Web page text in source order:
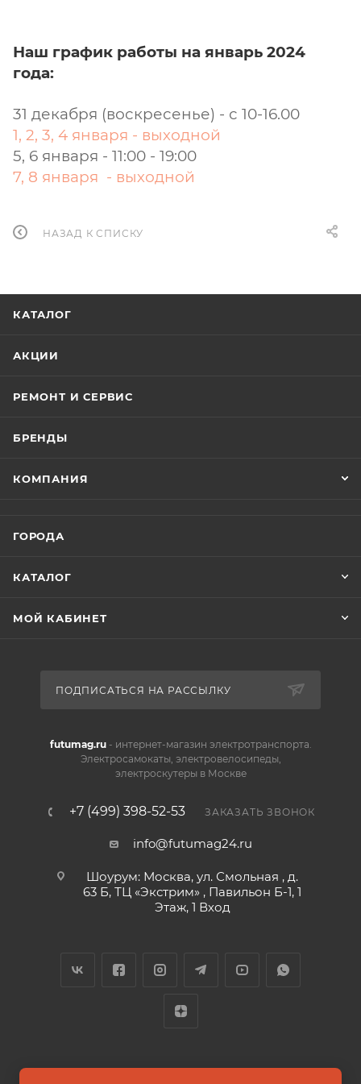
Наш график работы на январь 2024
года:
31 декабря (воскресенье) - с 10-16.00
1, 2, 3, 4 января - выходной
5, 6 января - 11:00 - 19:00
7, 8 января - выходной
НАЗАД К СПИСКУ
КАТАЛОГ
АКЦИИ
РЕМОНТ И СЕРВИС
БРЕНДЫ
КОМПАНИЯ
ГОРОДА
КАТАЛОГ
МОЙ КАБИНЕТ
ПОДПИСАТЬСЯ НА РАССЫЛКУ
futumag.ru- интернет-магазин электротранспорта.
Электросамокаты, электровелосипеды,
электроскутеры в Москве
+7 (499) 398-52-53 ЗАКАЗАТЬ ЗВОНОК
info@futumag24.ru
Шоурум: Москва, ул. Смольная , д.
63 Б, ТЦ «Экстрим» , Павильон Б-1, 1
Этаж, 1 Вход
2026 © FUTUMAG.RU